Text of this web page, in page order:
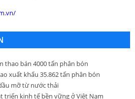
thao bán 4000 tấn phân bón
xuất khẩu 35.862 tấn phân bón
mỡ từ nước thải
triển kinh tế bền vững ở Việt Nam